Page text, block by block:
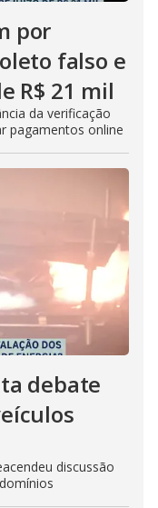
por
falso e
R$ 21 mil
da verificação
pagamentos online
debate
discussão